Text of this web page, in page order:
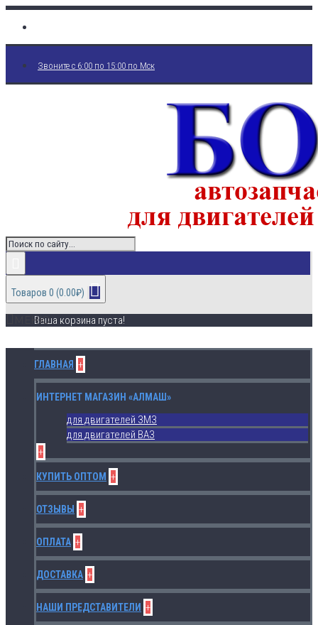
Звоните с 6:00 по 15:00 по Мск
Товаров 0 (0.00₽)
Ваша корзина пуста!
МЕНЮ
ГЛАВНАЯ +
ИНТЕРНЕТ МАГАЗИН «АЛМАШ»
для двигателей ЗМЗ
для двигателей ВАЗ
+
КУПИТЬ ОПТОМ +
ОТЗЫВЫ +
ОПЛАТА +
ДОСТАВКА +
НАШИ ПРЕДСТАВИТЕЛИ +